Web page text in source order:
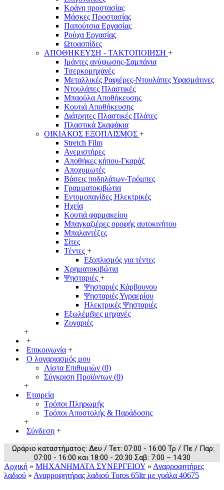
Κράνη προστασίας
Μάσκες Προστασίας
Παπούτσια Εργασίας
Ρούχα Εργασίας
Ωτοασπίδες
ΑΠΟΘΗΚΕΥΣΗ - ΤΑΚΤΟΠΟΙΗΣΗ +
Ιμάντες ανύψωσης-Σαμπάνια
Τσερκομηχανές
Μεταλλικές Ραφιέρες-Ντουλάπες Υφασμάτινες
Ντουλάπες Πλαστικές
Μπαούλα Αποθήκευσης
Κουτιά Αποθήκευσης
Διάτρητες Πλαστικές Πλάτες
Πλαστικά Σκαφάκια
ΟΙΚΙΑΚΟΣ ΕΞΟΠΛΙΣΜΟΣ +
Stretch Film
Ανεμιστήρες
Αποθήκες κήπου-Γκαράζ
Αποχυμωτές
Βάσεις ποδηλάτων-Τρόμπες
Γραμματοκιβώτια
Εντομοπαγίδες Ηλεκτρικές
Ηχεία
Κουτιά φαρμακείου
Μπαγκαζιέρες οροφής αυτοκινήτου
Μπαλαντέζες
Σίτες
Τέντες +
Εξοπλισμός για τέντες
Χρηματοκιβώτια
Ψησταριές +
Ψησταριές Κάρβουνου
Ψησταριές Υγραερίου
Ηλεκτρικές Ψησταριές
Εξωλέμβιες μηχανές
Ζυγαριές
+
+
Επικοινωνία +
Ο λογαριασμός μου
Λίστα Επιθυμιών (0)
Σύγκριση Προϊόντων (0)
+
Εταιρεία
Τρόποι Πληρωμής
Τρόποι Αποστολής & Παράδοσης
+
Σύνδεση +
Ωράριο καταστήματος: Δευ / Τετ: 07:00 - 16:00 Τρ / Πε / Παρ:
07:00 - 16:00 και 18:00 - 20:30 Σαβ: 7:00 – 14:30
Αρχική » ΜΗΧΑΝΗΜΑΤΑ ΣΥΝΕΡΓΕΙΟΥ » Αναρροφητήρες
λαδιού » Αναρροφητήρας λαδιού Toros 65ltr με γυάλα 40675